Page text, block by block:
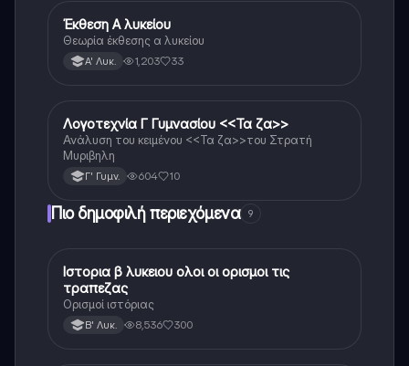
Νέα Ελληνικά
Έκθεση Α λυκείου
Θεωρία έκθεσης α λυκείου
Α' Λυκ. 1,203 33
Νέα Ελληνικά
Λογοτεχνία Γ Γυμνασίου <<Τα ζα>>
Ανάλυση του κειμένου <<Τα ζα>>του Στρατή
Μυριβηλη
Γ' Γυμν. 604 10
Πιο δημοφιλή περιεχόμενα 9
Ιστορία
Ιστορια β λυκειου ολοι οι ορισμοι τις
τραπεζας
Ορισμοί ιστόριας
Β' Λυκ. 8,536 300